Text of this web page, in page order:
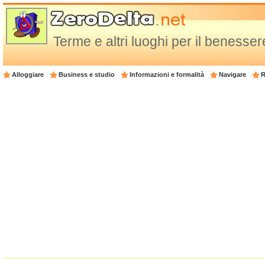
Terme e altri luoghi per il
Alloggiare Business e studio Informazioni e formalità Navigare